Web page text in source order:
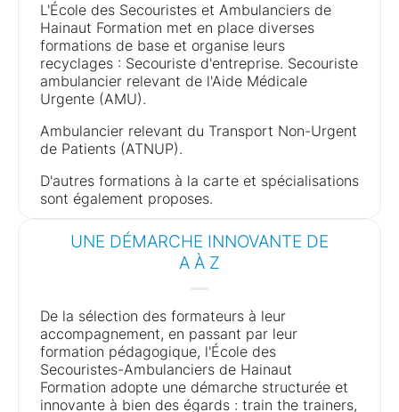
L'École des Secouristes et Ambulanciers de
Hainaut Formation met en place diverses
formations de base et organise leurs
recyclages : Secouriste d'entreprise. Secouriste
ambulancier relevant de l'Aide Médicale
Urgente (AMU).
Ambulancier relevant du Transport Non-Urgent
de Patients (ATNUP).
D'autres formations à la carte et spécialisations
sont également proposes.
UNE DÉMARCHE INNOVANTE DE
A À Z
De la sélection des formateurs à leur
accompagnement, en passant par leur
formation pédagogique, l'École des
Secouristes-Ambulanciers de Hainaut
Formation adopte une démarche structurée et
innovante à bien des égards : train the trainers,